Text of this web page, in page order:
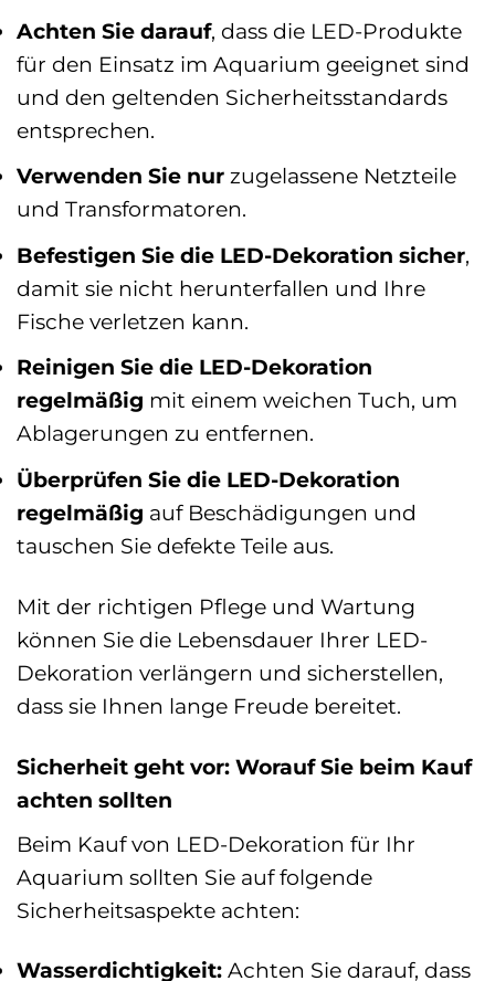
Achten Sie darauf, dass die LED-Produkte
für den Einsatz im Aquarium geeignet sind
und den geltenden Sicherheitsstandards
entsprechen.
Verwenden Sie nur zugelassene Netzteile
und Transformatoren.
Befestigen Sie die LED-Dekoration sicher,
damit sie nicht herunterfallen und Ihre
Fische verletzen kann.
Reinigen Sie die LED-Dekoration
regelmäßig mit einem weichen Tuch, um
Ablagerungen zu entfernen.
Überprüfen Sie die LED-Dekoration
regelmäßig auf Beschädigungen und
tauschen Sie defekte Teile aus.
Mit der richtigen Pflege und Wartung
können Sie die Lebensdauer Ihrer LED-
Dekoration verlängern und sicherstellen,
dass sie Ihnen lange Freude bereitet.
Sicherheit geht vor: Worauf Sie beim Kauf
achten sollten
Beim Kauf von LED-Dekoration für Ihr
Aquarium sollten Sie auf folgende
Sicherheitsaspekte achten:
Wasserdichtigkeit: Achten Sie darauf, dass